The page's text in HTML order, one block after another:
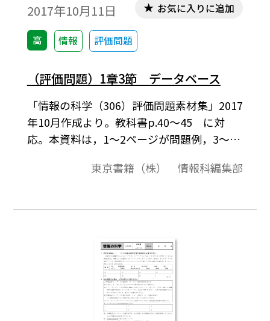
2017年10月11日
高 情報 評価問題
お気に入りに追加
（評価問題）1章3節 データベース
「情報の科学（306）評価問題素材集」2017
年10月作成より。教科書p.40～45 に対
応。本資料は，1～2ページが問題例，3～4
評価問題の素材として，編集加工してご利
東京書籍（株） 情報科編集部